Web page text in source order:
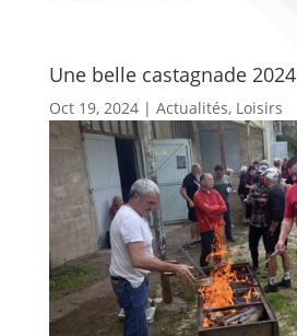
Une belle castagnade 2024
Oct 19, 2024| Actualités, Loisirs